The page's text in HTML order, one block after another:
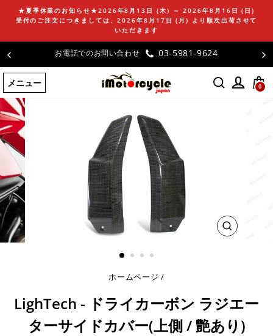
ン
ツ
に
ス
キ
ッ
プ
す
る
★夏季休業のお知らせ★2026年8月13日 (木) ～ 2026年8月16日 (日)
受付のご注文につきましては、2026年8月17日 (月) より順次出荷させて
いただきます
お客様の声
メニュー 0
閉
ホームページ /
LighTech - ドライカーボン ラジエー
ターサイドカバー(上側 / 艶あり)